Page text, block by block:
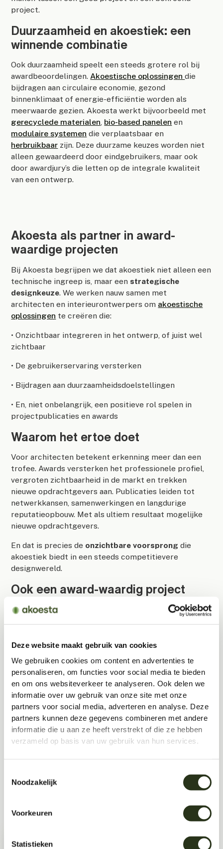
Deze website maakt gebruik van cookies
We gebruiken cookies om content en advertenties te
personaliseren, om functies voor social media te bieden
en om ons websiteverkeer te analyseren. Ook delen we
informatie over uw gebruik van onze site met onze
partners voor social media, adverteren en analyse. Deze
partners kunnen deze gegevens combineren met andere
informatie die u aan ze heeft verstrekt of die ze hebben
verzameld op basis van uw gebruik van hun services.
Noodzakelijk
Voorkeuren
Statistieken
project.
Duurzaamheid en akoestiek: een
winnende combinatie
Ook duurzaamheid speelt een steeds grotere rol bij
awardbeoordelingen.Akoestische oplossingendie
bijdragen aan circulaire economie, gezond
binnenklimaat of energie-efficiëntie worden als
meerwaarde gezien. Akoesta werkt bijvoorbeeld met
gerecyclede materialen, bio-based panelen en
modulaire systemen die verplaatsbaar en
herbruikbaar zijn. Deze duurzame keuzes worden niet
alleen gewaardeerd door eindgebruikers, maar ook
door awardjury’s die letten op de integrale kwaliteit
van een ontwerp.
Akoesta als partner in award-
waardige projecten
Bij Akoesta begrijpen we dat akoestiek niet alleen een
technische ingreep is, maar een strategische
designkeuze. We werken nauw samen met
architecten en interieurontwerpers om akoestische
oplossingen te creëren die:
• Onzichtbaar integreren in het ontwerp, of juist wel
zichtbaar
• De gebruikerservaring versterken
• Bijdragen aan duurzaamheidsdoelstellingen
• En, niet onbelangrijk, een positieve rol spelen in
projectpublicaties en awards
Waarom het ertoe doet
Voor architecten betekent erkenning meer dan een
trofee. Awards versterken het professionele profiel,
vergroten zichtbaarheid in de markt en trekken
nieuwe opdrachtgevers aan. Publicaties leiden tot
netwerkkansen, samenwerkingen en langdurige
reputatieopbouw. Met als ultiem resultaat mogelijke
nieuwe opdrachtgevers.
En dat is precies de onzichtbare voorsprong die
akoestiek biedt in een steeds competitievere
designwereld.
Ook een award-waardig project
realiseren?
ontwerp. Voor ruimtes die indruk maken, zowel op de
gebruiker als op de jury.
Neemcontact op voor een vrijblijvend adviesgesprek
of voorbeelden van projectendie de kracht van
akoestiek zichtbaar (én hoorbaar) maken.
Gerelateerde artikelen
geluidsabsorberende materialen